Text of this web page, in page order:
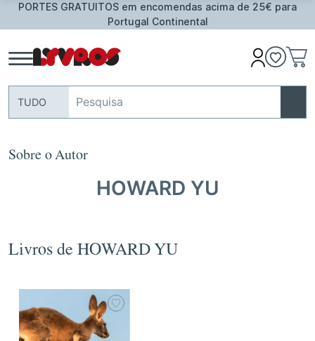
em encomendas acima de 25€ para
Portugal Continental
Oferta
TUDO
Sobre o Autor
HOWARD YU
Livros de HOWARD YU